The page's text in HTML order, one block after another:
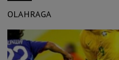
OLAHRAGA